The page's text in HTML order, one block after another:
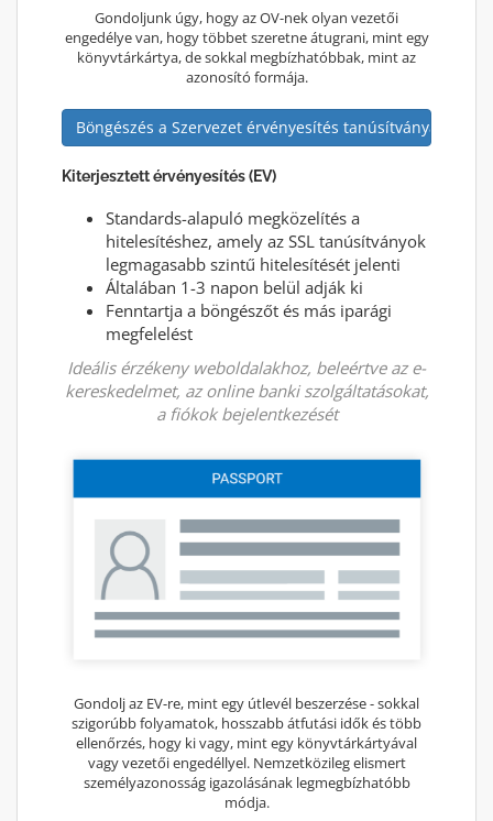
Gondoljunk úgy, hogy az OV-nek olyan vezetői
engedélye van, hogy többet szeretne átugrani, mint egy
könyvtárkártya, de sokkal megbízhatóbbak, mint az
azonosító formája.
Böngészés a Szervezet érvényesítés tanúsítványaiban
Kiterjesztett érvényesítés (EV)
Standards-alapuló megközelítés a
hitelesítéshez, amely az SSL tanúsítványok
legmagasabb szintű hitelesítését jelenti
Általában 1-3 napon belül adják ki
Fenntartja a böngészőt és más iparági
megfelelést
Ideális érzékeny weboldalakhoz, beleértve az e-
kereskedelmet, az online banki szolgáltatásokat,
a fiókok bejelentkezését
Gondolj az EV-re, mint egy útlevél beszerzése - sokkal
szigorúbb folyamatok, hosszabb átfutási idők és több
ellenőrzés, hogy ki vagy, mint egy könyvtárkártyával
vagy vezetői engedéllyel. Nemzetközileg elismert
személyazonosság igazolásának legmegbízhatóbb
módja.